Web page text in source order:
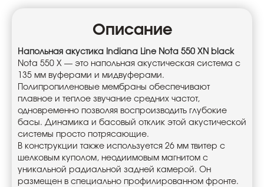
Описание
Напольная акустика Indiana Line Nota 550 XN black
Nota 550 X — это напольная акустическая система с
135 мм вуферами и мидвуферами.
Полипропиленовые мембраны обеспечивают
плавное и теплое звучание средних частот,
одновременно позволяя воспроизводить глубокие
басы. Динамика и басовый отклик этой акустической
системы просто потрясающие.
В конструкции также используется 26 мм твитер с
шелковым куполом, неодиимовым магнитом с
уникальной радиальной задней камерой. Он
размещен в специально профилированном фронте.